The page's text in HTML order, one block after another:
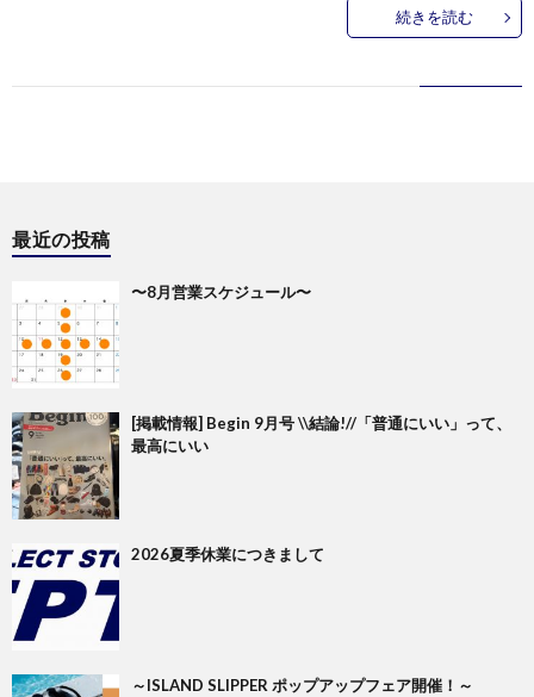
続きを読む
最近の投稿
〜8月営業スケジュール〜
[掲載情報] Begin 9月号 \\結論!//「普通にいい」って、
最高にいい
2026夏季休業につきまして
～ISLAND SLIPPER ポップアップフェア開催！～